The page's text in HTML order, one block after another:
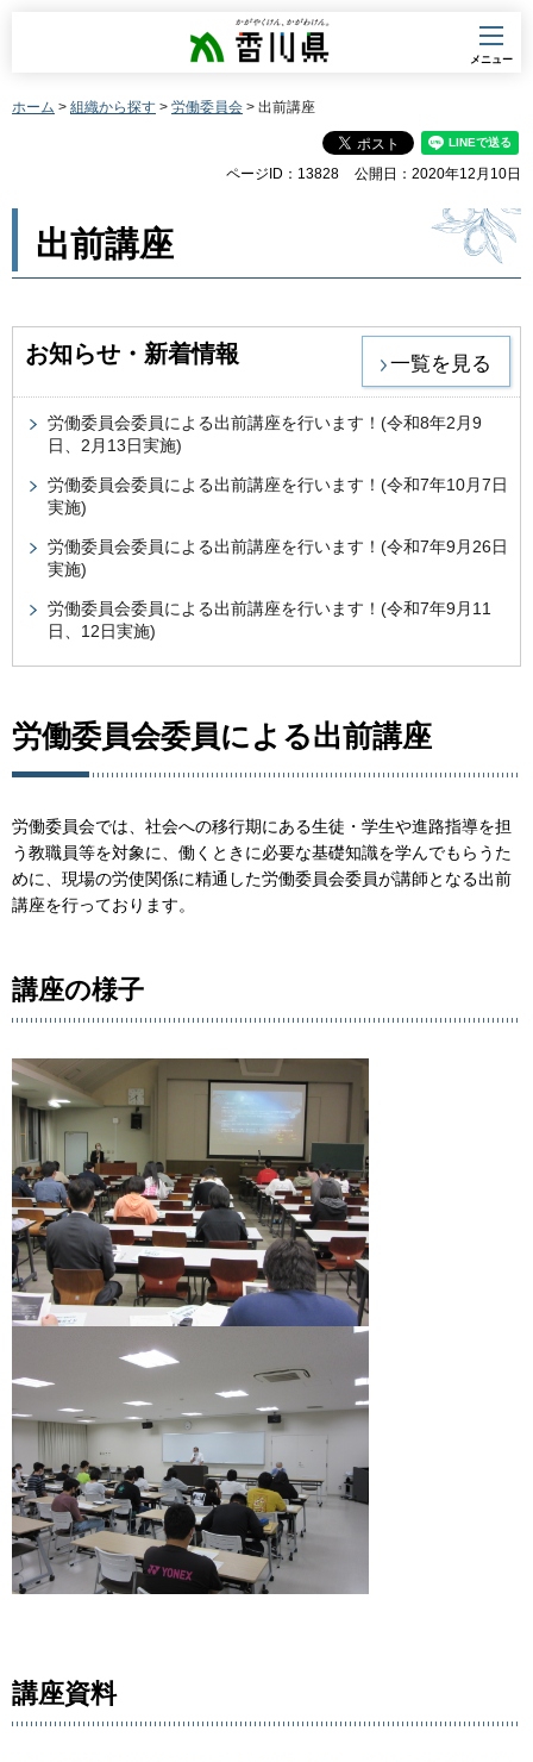
香川県
メニュー
ホーム > 組織から探す > 労働委員会 > 出前講座
ページID：13828 公開日：2020年12月10日
出前講座
お知らせ・新着情報 一覧を見る
労働委員会委員による出前講座を行います！(令和8年2月9
日、2月13日実施)
労働委員会委員による出前講座を行います！(令和7年10月7日
実施)
労働委員会委員による出前講座を行います！(令和7年9月26日
実施)
労働委員会委員による出前講座を行います！(令和7年9月11
日、12日実施)
労働委員会委員による出前講座
労働委員会では、社会への移行期にある生徒・学生や進路指導を担
う教職員等を対象に、働くときに必要な基礎知識を学んでもらうた
めに、現場の労使関係に精通した労働委員会委員が講師となる出前
講座を行っております。
講座の様子
講座資料